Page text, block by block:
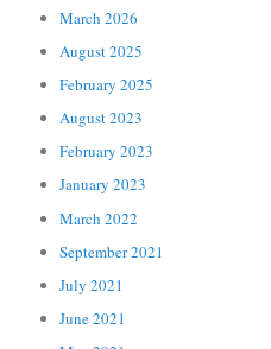
March 2026
August 2025
February 2025
August 2023
February 2023
January 2023
March 2022
September 2021
July 2021
June 2021